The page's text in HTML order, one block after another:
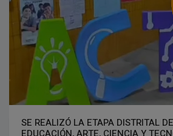
SE REALIZÓ LA ETAPA DISTRITAL